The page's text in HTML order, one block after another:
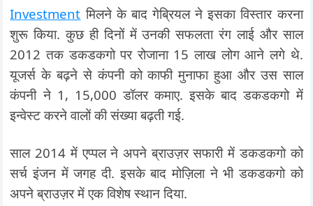
Investment मिलने के बाद गेब्रियल ने इसका विस्तार करना
शुरू किया. कुछ ही दिनों में उनकी सफलता रंग लाई और साल
2012 तक डकडकगो पर रोजाना 15 लाख लोग आने लगे थे.
यूजर्स के बढ़ने से कंपनी को काफी मुनाफा हुआ और उस साल
कंपनी ने 1, 15,000 डॉलर कमाए. इसके बाद डकडकगो में
इन्वेस्ट करने वालों की संख्या बढ़ती गई.
साल 2014 में एप्पल ने अपने ब्राउज़र सफारी में डकडकगो को
सर्च इंजन में जगह दी. इसके बाद मोज़िला ने भी डकडकगो को
अपने ब्राउज़र में एक विशेष स्थान दिया.